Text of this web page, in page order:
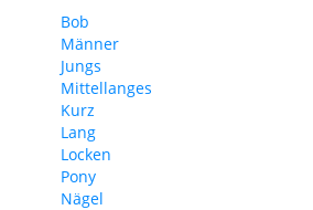
Bob
Männer
Jungs
Mittellanges
Kurz
Lang
Locken
Pony
Nägel